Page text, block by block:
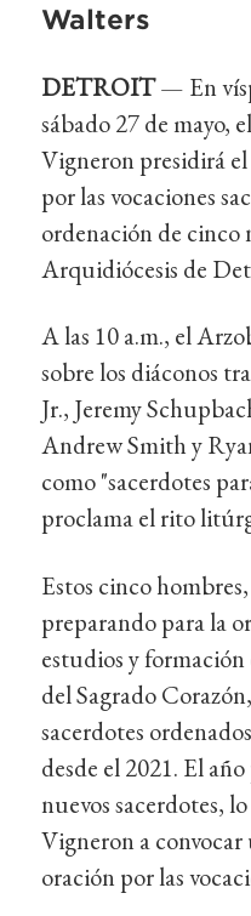
Walters
DETROIT— En
sábado 27 de mayo,
Vigneron presidirá
por las vocaciones
ordenación de cinco
Arquidiócesis de
A las 10 a.m., el
sobre los diáconos
Jr., Jeremy
Andrew Smith y
como "sacerdotes
proclama el rito
Estos cinco
preparando para la
estudios y
del Sagrado
sacerdotes
desde el 2021. El
nuevos sacerdotes,
Vigneron a
oración por las